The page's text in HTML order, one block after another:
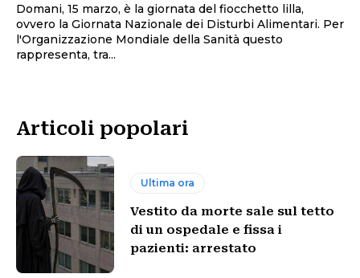
Domani, 15 marzo, è la giornata del fiocchetto lilla,
ovvero la Giornata Nazionale dei Disturbi Alimentari. Per
l'Organizzazione Mondiale della Sanità questo
rappresenta, tra...
Articoli popolari
Ultima ora
Vestito da morte sale sul tetto
di un ospedale e fissa i
pazienti: arrestato